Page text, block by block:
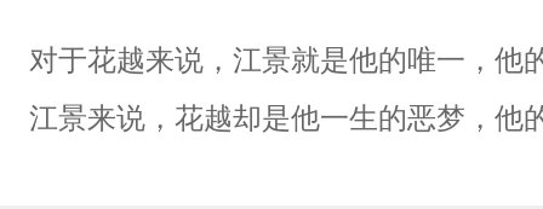
对于花越来说，江景就是他的唯一，他
江景来说，花越却是他一生的恶梦，